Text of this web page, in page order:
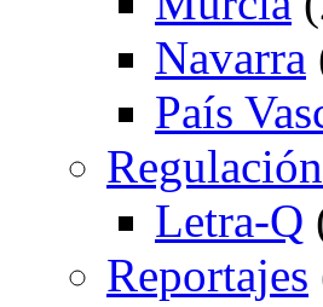
Navarra
País
Letra-Q
Reportajes